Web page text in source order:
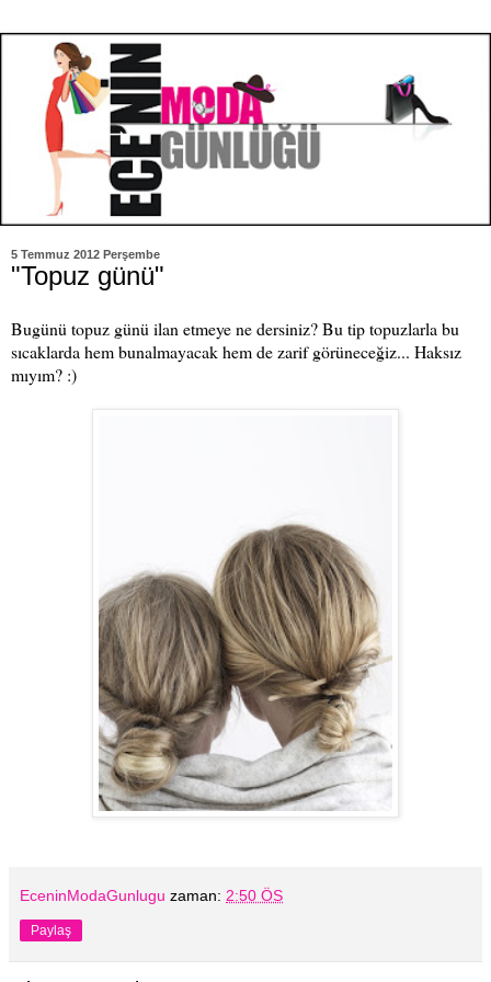
5 Temmuz 2012 Perşembe
"Topuz günü"
Bugünü topuz günü ilan etmeye ne dersiniz? Bu tip topuzlarla bu
sıcaklarda hem bunalmayacak hem de zarif görüneceğiz... Haksız
mıyım? :)
EceninModaGunlugu zaman: 2:50 ÖS
Paylaş